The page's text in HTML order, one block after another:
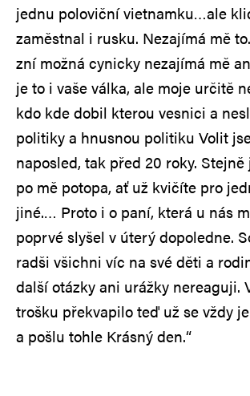
jednu poloviční vietnamku…ale
zaměstnal i rusku. Nezajímá mě
zní možná cynicky nezajímá mě
je to i vaše válka, ale moje určitě
kdo kde dobil kterou vesnici a
politiky a hnusnou politiku Volit
naposled, tak před 20 roky. Stejně
po mě potopa, ať už kvičíte pro
jiné.… Proto i o paní, která u nás
poprvé slyšel v úterý dopoledne.
radši všichni víc na své děti a
další otázky ani urážky nereaguji.
trošku překvapilo teď už se vždy
a pošlu tohle Krásný den.“